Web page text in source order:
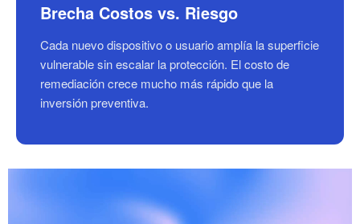
Brecha Costos vs. Riesgo
Cada nuevo dispositivo o usuario amplía la superficie
vulnerable sin escalar la protección. El costo de
remediación crece mucho más rápido que la
inversión preventiva.